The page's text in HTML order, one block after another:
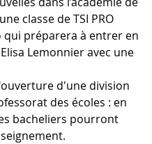
classe de TSI PRO
qui préparera à entrer en
Lemonnier avec une
d'une division
des écoles : en
bacheliers pourront